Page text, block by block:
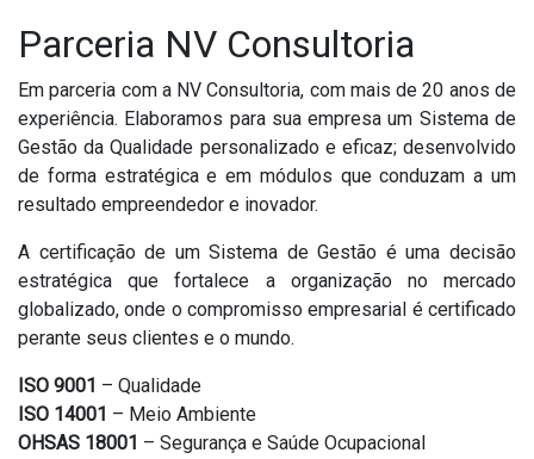
Parceria NV Consultoria
Em parceria com a NV Consultoria, com mais de 20 anos de
experiência. Elaboramos para sua empresa um Sistema de
Gestão da Qualidade personalizado e eficaz; desenvolvido
de forma estratégica e em módulos que conduzam a um
resultado empreendedor e inovador.
A certificação de um Sistema de Gestão é uma decisão
estratégica que fortalece a organização no mercado
globalizado, onde o compromisso empresarial é certificado
perante seus clientes e o mundo.
ISO 9001 – Qualidade
ISO 14001 – Meio Ambiente
OHSAS 18001 – Segurança e Saúde Ocupacional